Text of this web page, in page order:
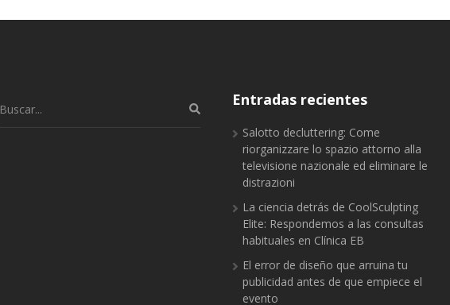
Buscar: Entradas recientes
Salotto decluttering: Come
riorganizzare lo spazio attorno alla
televisione nazionale ed eliminare le
distrazioni
La ciencia detrás de CoolSculpting
Elite: Respondemos a las consultas
habituales en Clínica EB
El error de diseño que arruina tu
publicidad antes de que empiece el
evento